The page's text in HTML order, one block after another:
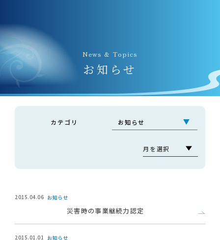
News & Topics
お知らせ
カテゴリ
2015.04.06 お知らせ
災害時の事業継続力認定
2015.01.01 お知らせ